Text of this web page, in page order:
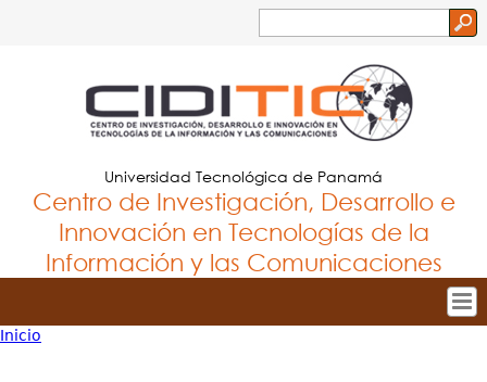
Jump to navigation
de
búsqueda
Universidad Tecnológica de Panamá
Centro de Investigación, Desarrollo e
Innovación en Tecnologías de la
Información y las Comunicaciones
Tropical
Inicio